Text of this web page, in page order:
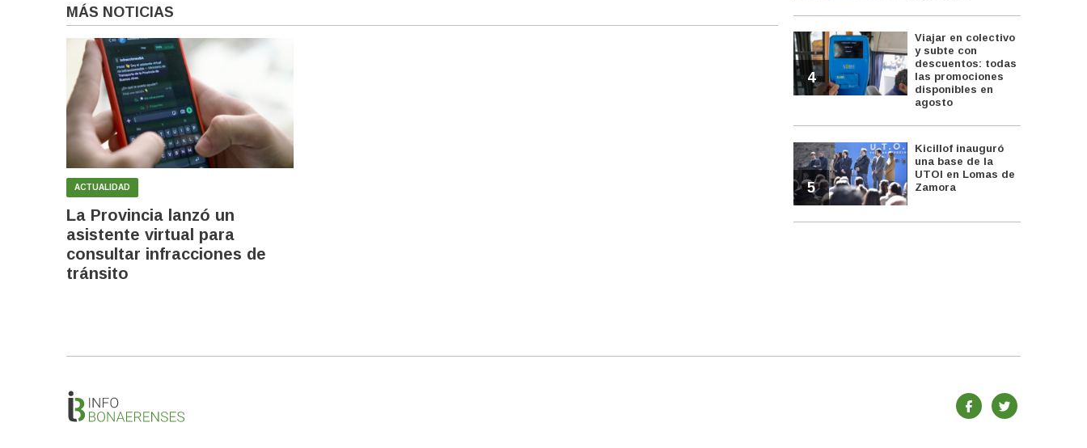
MÁS NOTICIAS
ACTUALIDAD
La Provincia lanzó un
asistente virtual para
consultar infracciones de
tránsito
4
Viajar en colectivo
y subte con
descuentos: todas
las promociones
disponibles en
agosto
5
Kicillof inauguró
una base de la
UTOI en Lomas de
Zamora